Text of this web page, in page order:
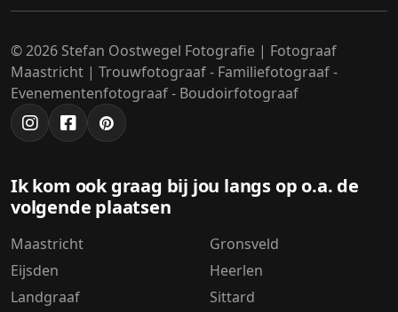
© 2026 Stefan Oostwegel Fotografie | Fotograaf
Maastricht | Trouwfotograaf - Familiefotograaf -
Evenementenfotograaf - Boudoirfotograaf
Ik kom ook graag bij jou langs op o.a. de
volgende plaatsen
Maastricht
Eijsden
Landgraaf
Gronsveld
Heerlen
Sittard